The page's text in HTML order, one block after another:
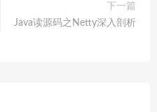
下一篇
Java读源码之Netty深入剖析